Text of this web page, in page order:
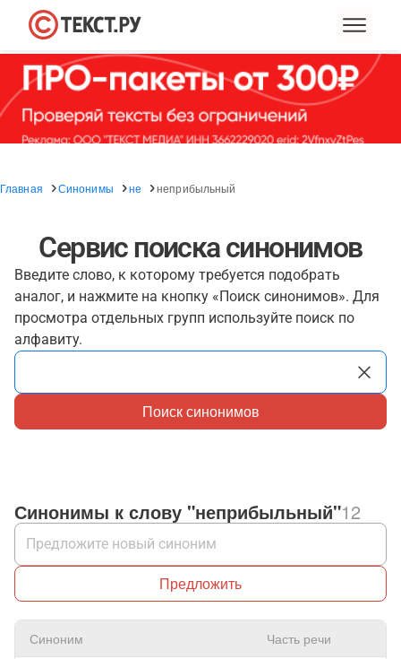
Главная Синонимы не неприбыльный
Сервис поиска синонимов
Введите слово, к которому требуется подобрать
аналог, и нажмите на кнопку «Поиск синонимов». Для
просмотра отдельных групп используйте поиск по
алфавиту.
Поиск синонимов
Синонимы к слову "неприбыльный"12
Предложить
Синоним Часть речи